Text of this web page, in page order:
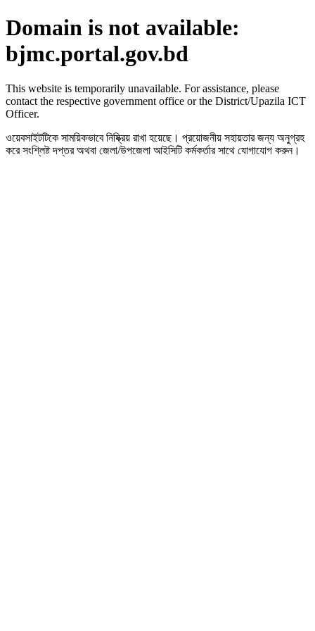
Domain is not available:
bjmc.portal.gov.bd
This website is temporarily unavailable. For assistance, please
contact the respective government office or the District/Upazila ICT
Officer.
ওয়েবসাইটটিকে সাময়িকভাবে নিষ্ক্রিয় রাখা হয়েছে। প্রয়োজনীয় সহায়তার জন্য অনুগ্রহ
করে সংশ্লিষ্ট দপ্তর অথবা জেলা/উপজেলা আইসিটি কর্মকর্তার সাথে যোগাযোগ করুন।